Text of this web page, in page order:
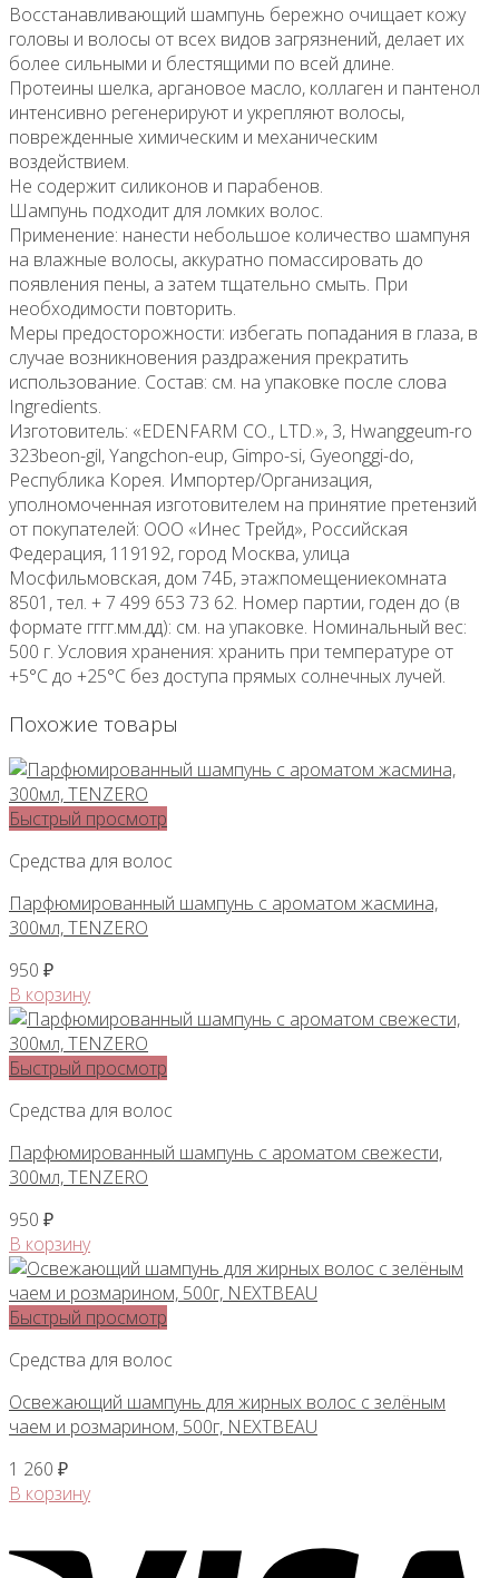
Восстанавливающий шампунь бережно очищает кожу
головы и волосы от всех видов загрязнений, делает их
более сильными и блестящими по всей длине.
Протеины шелка, аргановое масло, коллаген и пантенол
интенсивно регенерируют и укрепляют волосы,
поврежденные химическим и механическим
воздействием.
Не содержит силиконов и парабенов.
Шампунь подходит для ломких волос.
Применение: нанести небольшое количество шампуня
на влажные волосы, аккуратно помассировать до
появления пены, а затем тщательно смыть. При
необходимости повторить.
Меры предосторожности: избегать попадания в глаза, в
случае возникновения раздражения прекратить
использование. Состав: см. на упаковке после слова
Ingredients.
Изготовитель: «EDENFARM CO., LTD.», 3, Hwanggeum-ro
323beon-gil, Yangchon-eup, Gimpo-si, Gyeonggi-do,
Республика Корея. Импортер/Организация,
уполномоченная изготовителем на принятие претензий
от покупателей: ООО «Инес Трейд», Российская
Федерация, 119192, город Москва, улица
Мосфильмовская, дом 74Б, этажпомещениекомната
8501, тел. + 7 499 653 73 62. Номер партии, годен до (в
формате гггг.мм.дд): см. на упаковке. Номинальный вес:
500 г. Условия хранения: хранить при температуре от
+5°С до +25°С без доступа прямых солнечных лучей.
Похожие товары
Быстрый просмотр
Средства для волос
Парфюмированный шампунь с ароматом жасмина,
300мл, TENZERO
950 ₽
В корзину
Быстрый просмотр
Средства для волос
Парфюмированный шампунь с ароматом свежести,
300мл, TENZERO
950 ₽
В корзину
Быстрый просмотр
Средства для волос
Освежающий шампунь для жирных волос с зелёным
чаем и розмарином, 500г, NEXTBEAU
1 260 ₽
В корзину